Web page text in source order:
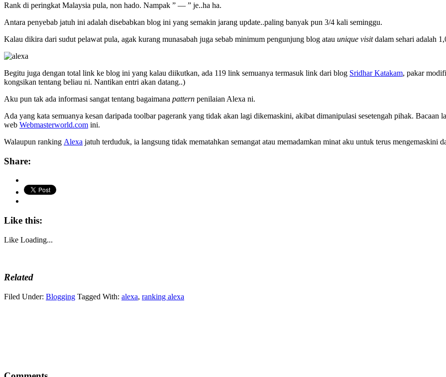
Rank di peringkat Malaysia pula, non hado. Nampak ” — ” je..ha ha.
Antara penyebab jatuh ini adalah disebabkan blog ini yang semakin jarang update..paling banyak pun 3/4 kali seminggu.
Kalau dikira dari sudut pelawat pula, agak kurang munasabah juga sebab minimum pengunjung blog atau unique visitdalam sehari adalah
Begitu juga dengan total link ke blog ini yang kalau diikutkan, ada 119 link semuanya termasuk link dari blog Sridhar Katakam, pakar
kongsikan tentang beliau ni. Nantikan entri akan datang..)
Aku pun tak ada informasi sangat tentang bagaimana pattern penilaian Alexa ni.
Ada yang kata semuanya kesan daripada toolbar pagerank yang tidak akan lagi dikemaskini, akibat dimanipulasi sesetengah pihak. Bacaan
web Webmasterworld.com ini.
Walaupun ranking Alexa jatuh terduduk, ia langsung tidak mematahkan semangat atau memadamkan minat aku untuk terus mengemaskini
Share:
Like this:
Like Loading...
Related
Filed Under: Blogging Tagged With: alexa, ranking alexa